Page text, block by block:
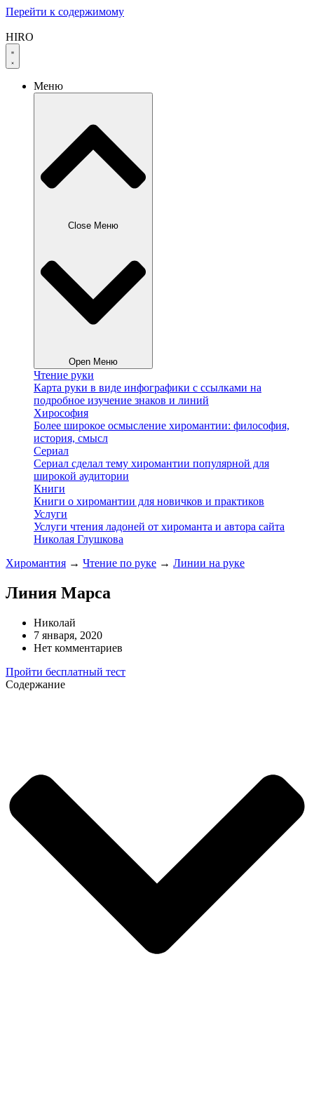
Перейти к содержимому
HIRO
Меню
Close Меню
Open Меню
Чтение руки
Карта руки в виде инфографики с ссылками на
подробное изучение знаков и линий
Хирософия
Более широкое осмысление хиромантии: философия,
история, смысл
Сериал
Сериал сделал тему хиромантии популярной для
широкой аудитории
Книги
Книги о хиромантии для новичков и практиков
Услуги
Услуги чтения ладоней от хироманта и автора сайта
Николая Глушкова
Хиромантия → Чтение по руке → Линии на руке
Линия Марса
Николай
7 января, 2020
Нет комментариев
Пройти бесплатный тест
Содержание